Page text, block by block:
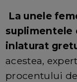
La unele
suplimentele
inlaturat
acestea,
procentului